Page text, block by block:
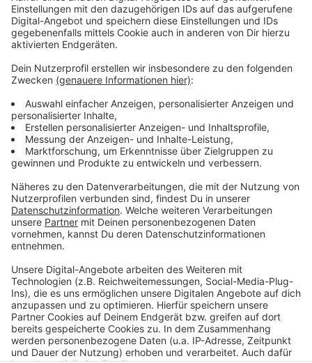
Mittwoch, dann geht es in einem ersten Schritt um
das Thema Fassadenbegrünung.
Weitere Infos und Links zum Thema
Anzeige
Hier geht es zu den Seminaren
Anzeige
Anzeige